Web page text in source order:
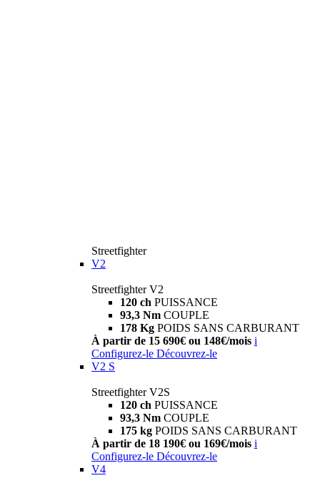
Streetfighter
V2
Streetfighter V2
120 ch PUISSANCE
93,3 Nm COUPLE
178 Kg POIDS SANS CARBURANT
À partir de 15 690€ ou 148€/mois i
Configurez-le Découvrez-le
V2 S
Streetfighter V2S
120 ch PUISSANCE
93,3 Nm COUPLE
175 kg POIDS SANS CARBURANT
À partir de 18 190€ ou 169€/mois i
Configurez-le Découvrez-le
V4